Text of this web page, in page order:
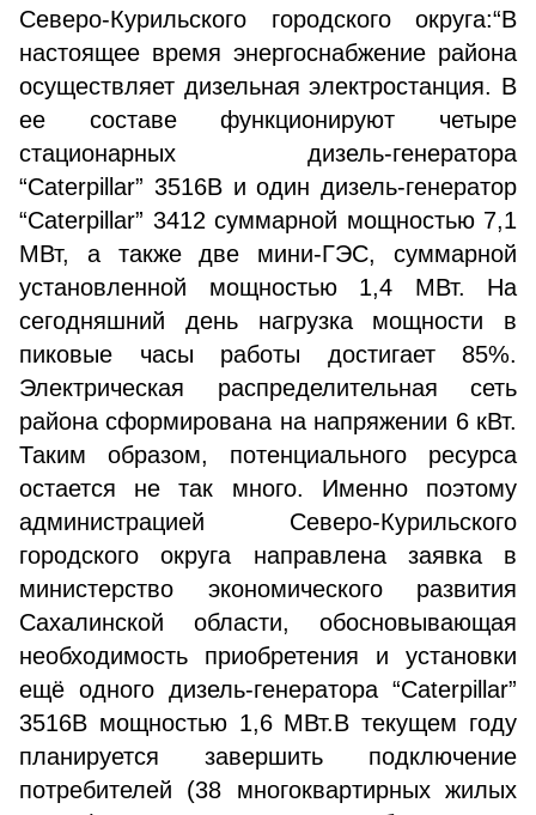
Северо-Курильского городского округа:“В
настоящее время энергоснабжение района
осуществляет дизельная электростанция. В
ее составе функционируют четыре
стационарных дизель-генератора
“Caterpillar” 3516В и один дизель-генератор
“Caterpillar” 3412 суммарной мощностью 7,1
МВт, а также две мини-ГЭС, суммарной
установленной мощностью 1,4 МВт. На
сегодняшний день нагрузка мощности в
пиковые часы работы достигает 85%.
Электрическая распределительная сеть
района сформирована на напряжении 6 кВт.
Таким образом, потенциального ресурса
остается не так много. Именно поэтому
администрацией Северо-Курильского
городского округа направлена заявка в
министерство экономического развития
Сахалинской области, обосновывающая
необходимость приобретения и установки
ещё одного дизель-генератора “Caterpillar”
3516В мощностью 1,6 МВт.В текущем году
планируется завершить подключение
потребителей (38 многоквартирных жилых